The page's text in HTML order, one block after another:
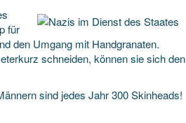
für
den Umgang mit Handgranaten.
schneiden, können sie sich den
sind jedes Jahr 300 Skinheads!